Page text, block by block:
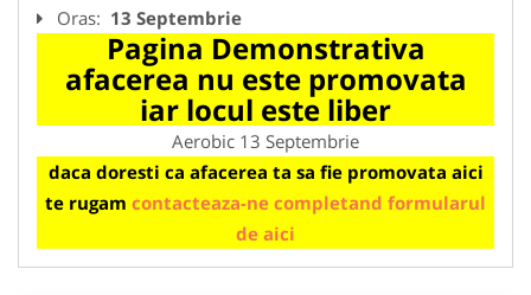
Oras: 13 Septembrie
Pagina Demonstrativa
afacerea nu este promovata
iar locul este liber
Aerobic 13 Septembrie
daca doresti ca afacerea ta sa fie promovata aici
te rugam contacteaza-ne completand formularul
de aici